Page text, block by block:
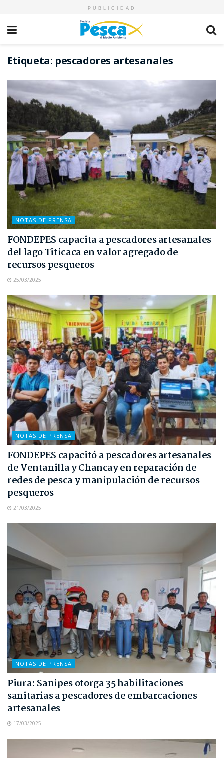
PUBLICIDAD
Etiqueta: pescadores artesanales
NOTAS DE PRENSA
FONDEPES capacita a pescadores artesanales
del lago Titicaca en valor agregado de
recursos pesqueros
25/03/2025
NOTAS DE PRENSA
FONDEPES capacitó a pescadores artesanales
de Ventanilla y Chancay en reparación de
redes de pesca y manipulación de recursos
pesqueros
21/03/2025
NOTAS DE PRENSA
Piura: Sanipes otorga 35 habilitaciones
sanitarias a pescadores de embarcaciones
artesanales
17/03/2025